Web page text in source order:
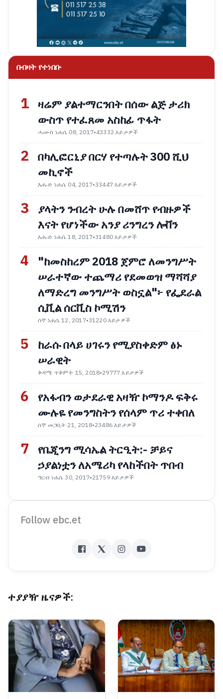
በብዛት የተነበቡ
1 ዛሬም ያልተማርንበት በሰው ልጅ ታሪክ
ውስጥ የተፈጸመ አስከፊ ጥፋት
ሓሙስ ነሐሴ 08, 2017•43332 እይታዎች
2 በካሊፎርኒያ በርሃ የተጣሉት 300 ሺህ
መኪኖች
እሑድ ነሐሴ 04, 2017•33447 እይታዎች
3
ያላትን ንብረት ሁሉ በመሸጥ የብዙዎች
እናት የሆነችው አንያ ሪንግረን ሎቨን
እሑድ ነሐሴ 18, 2017•31480 እይታዎች
4
"ከመስከረም 2018 ጀምሮ ለመንግሥት
ሠራተኛው ተጨማሪ የደመወዝ ማሻሻያ
ለማድረግ መንግሥት ወስኗል"፦ የፌደራል
ሲቪል ሰርቪስ ኮሚሽን
ሰኞ ነሐሴ 12, 2017•31220 እይታዎች
5
ከራሱ በላይ ሀገሩን የሚያስቀድም ፅኑ
ሠራዊት
ቅዳሜ ጥቅምት 15, 2018•29777 እይታዎች
6
የአፋብን ወታደራዊ አዛዥ ኮማንዶ ፍቅሩ
ሙሉዬ የመንግስትን የሰላም ጥሪ ተቀበለ
ሰኞ መጋቢት 21, 2018•23486 እይታዎች
7
የቤጂንግ ሚሳኤል ትርዒት:- ቻይና
ኃያልነቷን ለአሜሪካ የላከችበት ጥበብ
ዓርብ ነሐሴ 30, 2017•21759 እይታዎች
Follow ebc.et
ተያያዥ ዜናዎች: